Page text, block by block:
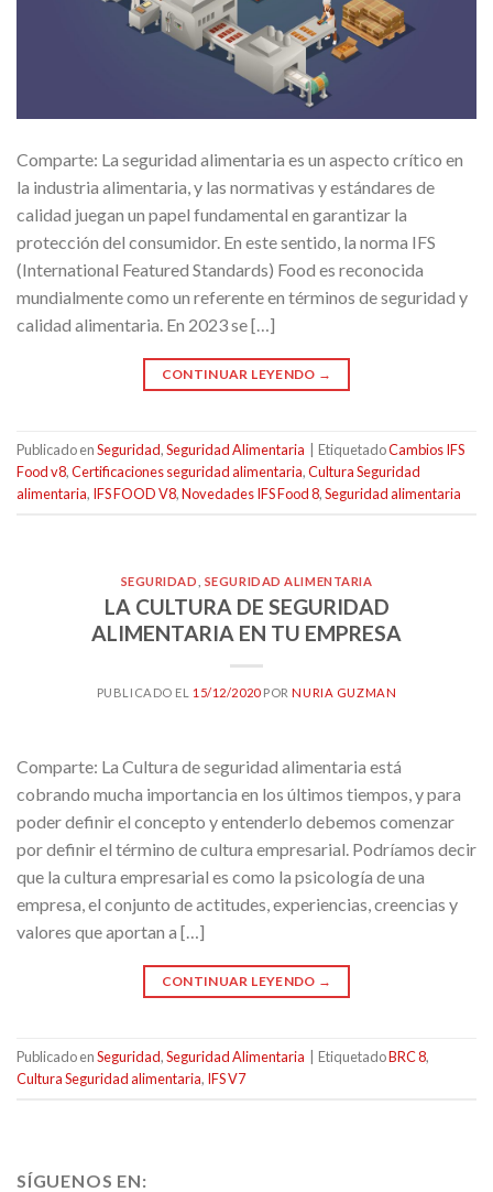
Comparte: La seguridad alimentaria es un aspecto crítico en
la industria alimentaria, y las normativas y estándares de
calidad juegan un papel fundamental en garantizar la
protección del consumidor. En este sentido, la norma IFS
(International Featured Standards) Food es reconocida
mundialmente como un referente en términos de seguridad y
calidad alimentaria. En 2023 se […]
CONTINUAR LEYENDO →
Publicado enSeguridad,Seguridad Alimentaria EtiquetadoCambios IFS
Food v8,Certificaciones seguridad alimentaria,Cultura Seguridad
alimentaria, IFS FOOD V8,Novedades IFS Food 8,Seguridad alimentaria
SEGURIDAD SEGURIDAD ALIMENTARIA
LA CULTURA DE SEGURIDAD
ALIMENTARIA EN TU EMPRESA
PUBLICADO EL 15/12/2020PORNURIA GUZMAN
Comparte: La Cultura de seguridad alimentaria está
cobrando mucha importancia en los últimos tiempos, y para
poder definir el concepto y entenderlo debemos comenzar
por definir el término de cultura empresarial. Podríamos decir
que la cultura empresarial es como la psicología de una
empresa, el conjunto de actitudes, experiencias, creencias y
valores que aportan a […]
CONTINUAR LEYENDO →
Publicado enSeguridad,Seguridad Alimentaria EtiquetadoBRC 8,
Cultura Seguridad alimentaria, IFS V7
SÍGUENOS EN: